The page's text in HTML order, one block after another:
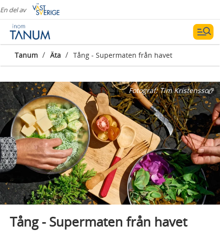
En del av
Tanum / Äta / Tång - Supermaten från havet
Fotograf:Tim Kristensson
Tång - Supermaten från havet